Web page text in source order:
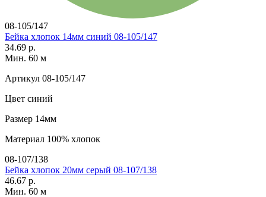
08-105/147
Бейка хлопок 14мм синий 08-105/147
34.69 р.
Мин. 60 м
Артикул 08-105/147
Цвет синий
Размер 14мм
Материал 100% хлопок
08-107/138
Бейка хлопок 20мм серый 08-107/138
46.67 р.
Мин. 60 м